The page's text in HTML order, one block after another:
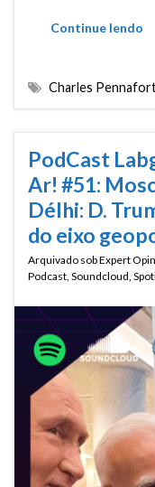
Continue lendo
Charles
PodCast
Ar! #51:
Délhi: D.
do eixo
Arquivado sobExpert
Podcast Soundcloud